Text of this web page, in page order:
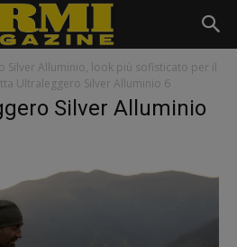
Silver Alluminio, look più sofisticato per il
Ultraleggero Silver Alluminio 6
Silver Alluminio